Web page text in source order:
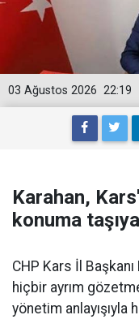
22:19
03 Ağustos 2026
Karahan,
konuma
CHP Kars İl
hiçbir ayrım
yönetim